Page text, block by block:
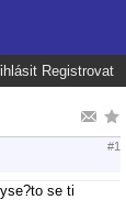
Registrovat
#1
se ti